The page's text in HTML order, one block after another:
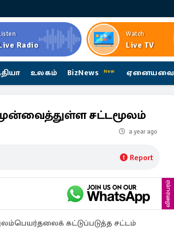
Radio
Watch
Live TV
உலகம் BizNews New ஏனையவை
சட்டமூலம்
a year ago
Report
விளம்பரம்
கட்டுப்படுத்த சட்டம்